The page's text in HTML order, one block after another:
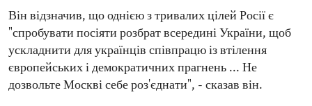
Він відзначив, що однією з тривалих цілей Росії є
"спробувати посіяти розбрат всередині України, щоб
ускладнити для українців співпрацю із втілення
європейських і демократичних прагнень ... Не
дозвольте Москві себе роз'єднати", - сказав він.